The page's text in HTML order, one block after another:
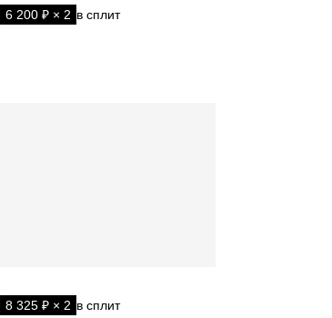
6 200 ₽ × 2 в сплит
8 325 ₽ × 2 в сплит